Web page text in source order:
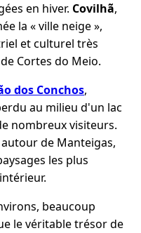
en hiver. Covilhã,
la « ville neige »,
et culturel très
Cortes do Meio.
dos Conchos,
au milieu d'un lac
nombreux visiteurs.
autour de Manteigas,
les plus
beaucoup
le véritable trésor de